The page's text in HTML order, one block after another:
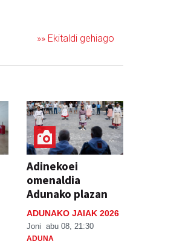
»» Ekitaldi gehiago
Adinekoei
omenaldia
Adunako plazan
ADUNAKO JAIAK 2026
Joni abu 08, 21:30
ADUNA